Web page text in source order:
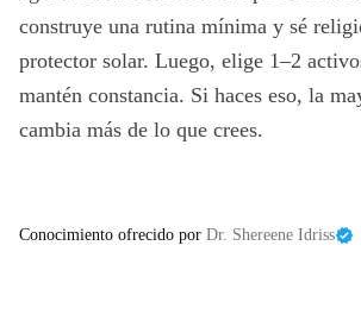
construye una rutina mínima y sé
protector solar. Luego, elige 1–2
mantén constancia. Si haces eso, la
cambia más de lo que crees.
Conocimiento ofrecido por Dr. Shereene Idriss